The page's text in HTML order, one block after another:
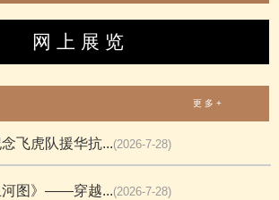
网 上 展 览
更 多 +
飞虎队援华抗...(2026-7-28)
河图》——穿越...(2026-7-28)